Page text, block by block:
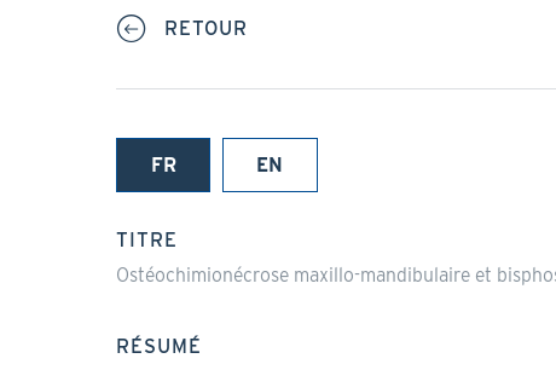
RETOUR
FR
(onglet
EN
TITRE
Ostéochimionécrose maxillo-mandibulaire et
RÉSUMÉ